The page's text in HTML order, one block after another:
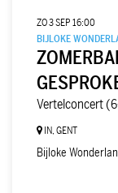
Vertelconcert
BIJLOKE
ZO 3 SEP16:00
IN, GENT
Bijloke